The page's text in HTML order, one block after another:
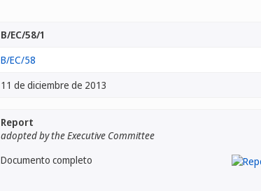
B/EC/58/1
B/EC/58
11 de diciembre de 2013
Report
adopted by the Executive Committee
Documento completo